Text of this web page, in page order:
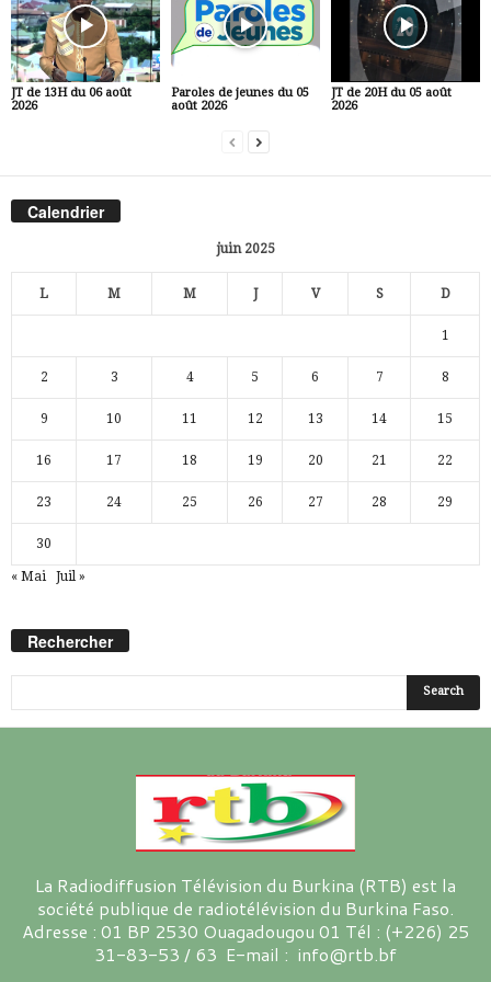
JT de 13H du 06 août
2026
Paroles de jeunes du 05
août 2026
JT de 20H du 05 août
2026
Calendrier
juin 2025
L M M J V S D
1
2 3 4 5 6 7 8
9 10 11 12 13 14 15
16 17 18 19 20 21 22
23 24 25 26 27 28 29
30
« Mai Juil »
Rechercher
La Radiodiffusion Télévision du Burkina (RTB) est la
société publique de radiotélévision du Burkina Faso.
Adresse : 01 BP 2530 Ouagadougou 01 Tél : (+226) 25
31-83-53 / 63 E-mail : info@rtb.bf